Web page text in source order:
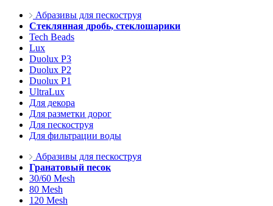
Абразивы для пескоструя
Стеклянная дробь, стеклошарики
Tech Beads
Lux
Duolux P3
Duolux P2
Duolux P1
UltraLux
Для декора
Для разметки дорог
Для пескоструя
Для фильтрации воды
Абразивы для пескоструя
Гранатовый песок
30/60 Mesh
80 Mesh
120 Mesh